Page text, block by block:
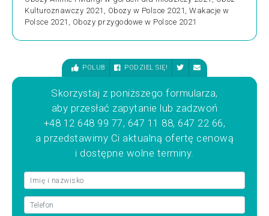
Kulturoznawczy 2021, Obozy w Polsce 2021, Wakacje w
Polsce 2021, Obozy przygodowe w Polsce 2021
POLUB PODZIEL SIĘ!
Skorzystaj z poniższego formularza,
aby przesłać zapytanie lub zadzwoń
+48 12 648 99 77, 647 11 88, 647 22 66,
a przedstawimy Ci aktualną ofertę cenową
i dostępne wolne terminy.